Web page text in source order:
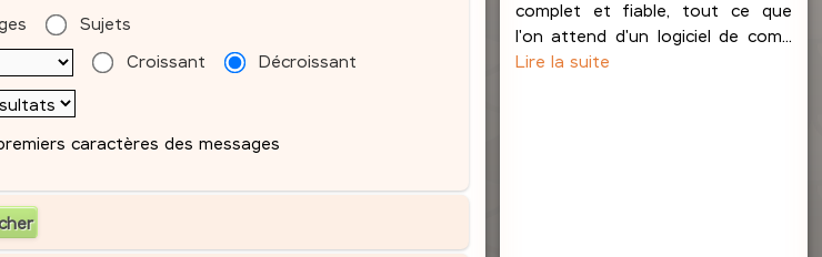
Sujets
Croissant
Décroissant
caractères des messages
complet et fiable, tout ce que
l'on attend d'un logiciel de com...
Lire la suite